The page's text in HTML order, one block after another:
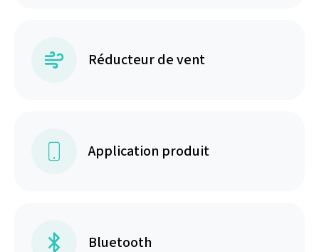
Réducteur de vent
Application produit
Bluetooth